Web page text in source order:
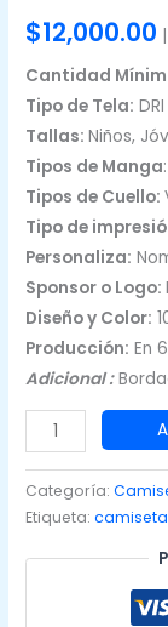
$12,000.00
Cantidad
Tipo de Tela:
Tallas:Niños,
Tipos de Manga
Tipos de Cuello:
Tipo de
Personaliza:
Sponsor o Logo:
Diseño y Color:
Producción: En
Adicional :
Camisetas
de
Fútbol
Masculinas
Categoría:
Etiqueta: